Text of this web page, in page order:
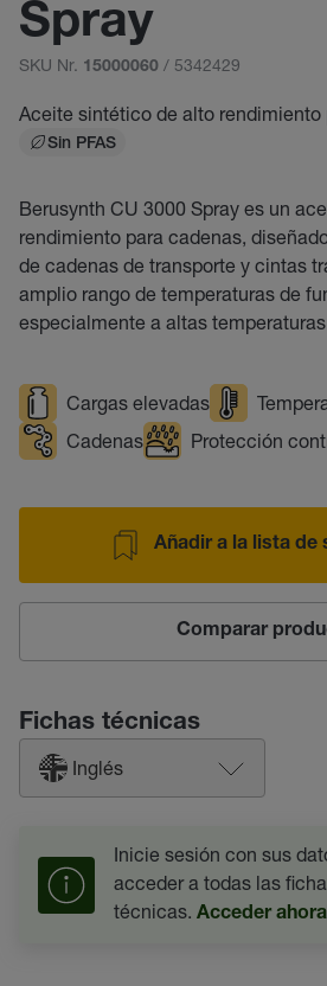
Spray
SKU Nr. 15000060 / 5342429
Aceite sintético de alto rendimiento
Sin PFAS
Berusynth CU 3000 Spray es un
rendimiento para cadenas,
de cadenas de transporte y cintas
amplio rango de temperaturas de
especialmente a altas
Cargas elevadas
Cadenas
Protección
Añadir a la lista de
Comparar
Fichas técnicas
Inglés
Inicie sesión con sus
acceder a todas las
técnicas. Acceder ahora